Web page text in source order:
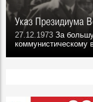
Указ Президиума
27.12.1973 За
коммунистическому